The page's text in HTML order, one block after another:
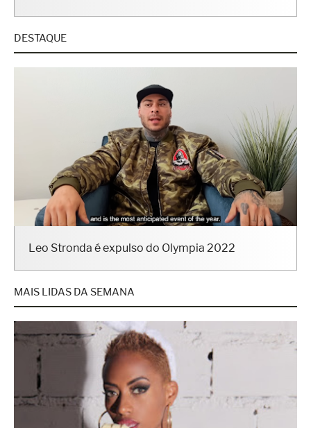
DESTAQUE
Leo Stronda é expulso do Olympia 2022
MAIS LIDAS DA SEMANA